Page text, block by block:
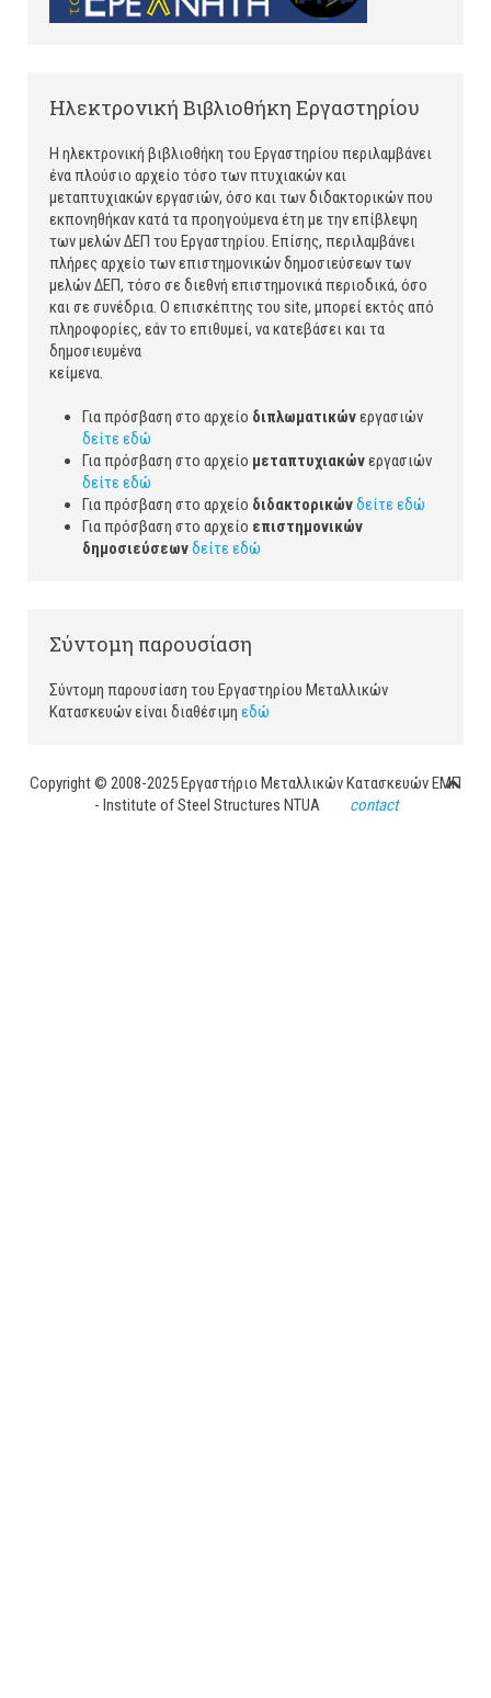
Ηλεκτρονική Βιβλιοθήκη Εργαστηρίου
Η ηλεκτρονική βιβλιοθήκη του Εργαστηρίου περιλαμβάνει
ένα πλούσιο αρχείο τόσο των πτυχιακών και
μεταπτυχιακών εργασιών, όσο και των διδακτορικών που
εκπονηθήκαν κατά τα προηγούμενα έτη με την επίβλεψη
των μελών ΔΕΠ του Εργαστηρίου. Επίσης, περιλαμβάνει
πλήρες αρχείο των επιστημονικών δημοσιεύσεων των
μελών ΔΕΠ, τόσο σε διεθνή επιστημονικά περιοδικά, όσο
και σε συνέδρια. Ο επισκέπτης του site, μπορεί εκτός από
πληροφορίες, εάν το επιθυμεί, να κατεβάσει και τα
δημοσιευμένα
Για πρόσβαση στο αρχείο διπλωματικώνεργασιών
δείτε εδώ
Για πρόσβαση στο αρχείο μεταπτυχιακώνεργασιών
δείτε εδώ
Για πρόσβαση στο αρχείο διδακτορικώνδείτε εδώ
Για πρόσβαση στο αρχείο επιστημονικών
δημοσιεύσεωνδείτε εδώ
Σύντομη παρουσίαση
Σύντομη παρουσίαση του Εργαστηρίου Μεταλλικών
Κατασκευών είναι διαθέσιμη εδώ
Copyright © 2008-2025 Εργαστήριο Μεταλλικών Κατασκευών ΕΜΠ
- Institute of Steel Structures NTUA contact